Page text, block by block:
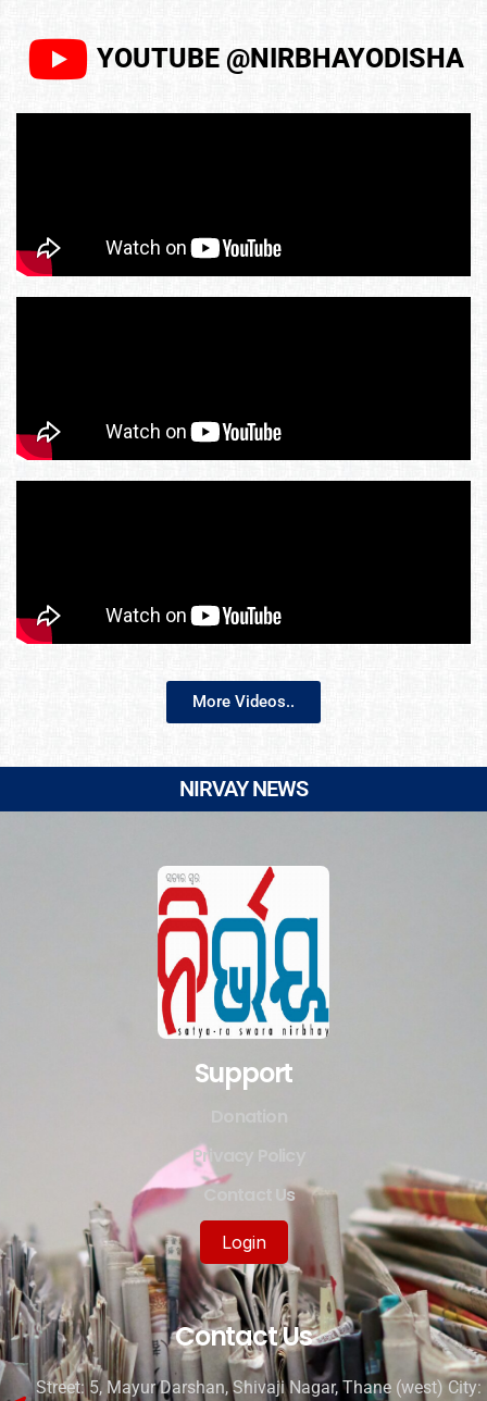
YOUTUBE @NIRBHAYODISHA
More Videos..
NIRVAY NEWS
Support
Privacy Policy
Contact Us
Login
Contact Us
Street: 5, Mayur Darshan, Shivaji Nagar, Thane (west) City: